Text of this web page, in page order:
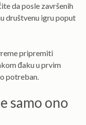
da posle završenih
društvenu igru poput
pripremiti
đaku u prvim
potreban.
samo ono